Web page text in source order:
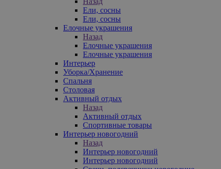
Ели, сосны
Ели, сосны
Елочные украшения
Назад
Елочные украшения
Елочные украшения
Интерьер
Уборка/Хранение
Спальня
Столовая
Активный отдых
Назад
Активный отдых
Спортивные товары
Интерьер новогодний
Назад
Интерьер новогодний
Интерьер новогодний